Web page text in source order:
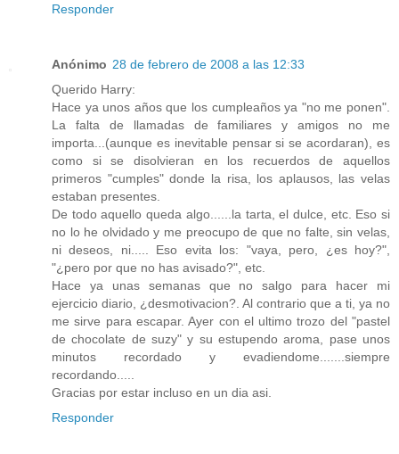
Responder
Anónimo 28 de febrero de 2008 a las 12:33
Querido Harry:
Hace ya unos años que los cumpleaños ya "no me ponen".
La falta de llamadas de familiares y amigos no me
importa...(aunque es inevitable pensar si se acordaran), es
como si se disolvieran en los recuerdos de aquellos
primeros "cumples" donde la risa, los aplausos, las velas
estaban presentes.
De todo aquello queda algo......la tarta, el dulce, etc. Eso si
no lo he olvidado y me preocupo de que no falte, sin velas,
ni deseos, ni..... Eso evita los: "vaya, pero, ¿es hoy?",
"¿pero por que no has avisado?", etc.
Hace ya unas semanas que no salgo para hacer mi
ejercicio diario, ¿desmotivacion?. Al contrario que a ti, ya no
me sirve para escapar. Ayer con el ultimo trozo del "pastel
de chocolate de suzy" y su estupendo aroma, pase unos
minutos recordado y evadiendome.......siempre
recordando.....
Gracias por estar incluso en un dia asi.
Responder